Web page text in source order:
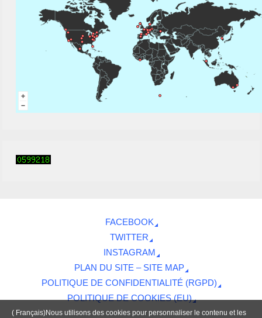
FACEBOOK
TWITTER
INSTAGRAM
PLAN DU SITE – SITE MAP
POLITIQUE DE CONFIDENTIALITÉ (RGPD)
POLITIQUE DE COOKIES (EU)
( Français)Nous utilisons des cookies pour personnaliser le contenu et les